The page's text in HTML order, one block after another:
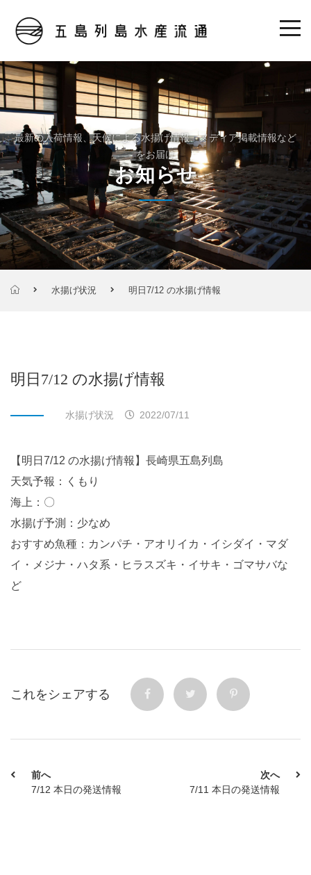
最新の入荷情報、天候による水揚げ情報、メディア掲載情報など
をお届け
お知らせ
水揚げ状況 明日7/12 の水揚げ情報
明日7/12 の水揚げ情報
水揚げ状況 2022/07/11
【明日7/12 の水揚げ情報】長崎県五島列島
天気予報：くもり
海上：〇
水揚げ予測：少なめ
おすすめ魚種：カンパチ・アオリイカ・イシダイ・マダ
イ・メジナ・ハタ系・ヒラスズキ・イサキ・ゴマサバな
ど
これをシェアする
前へ
7/12 本日の発送情報
次へ
7/11 本日の発送情報